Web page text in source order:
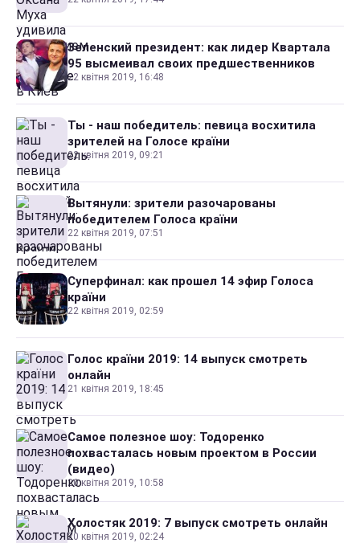
Зеленский президент: как лидер Квартала
95 высмеивал своих предшественников
22 квітня 2019, 16:48
Ты - наш победитель: певица восхитила
зрителей на Голосе країни
22 квітня 2019, 09:21
Вытянули: зрители разочарованы
победителем Голоса країни
22 квітня 2019, 07:51
Суперфинал: как прошел 14 эфир Голоса
країни
22 квітня 2019, 02:59
Голос країни 2019: 14 выпуск смотреть
онлайн
21 квітня 2019, 18:45
Самое полезное шоу: Тодоренко
похвасталась новым проектом в России
(видео)
20 квітня 2019, 10:58
Холостяк 2019: 7 выпуск смотреть онлайн
20 квітня 2019, 02:24